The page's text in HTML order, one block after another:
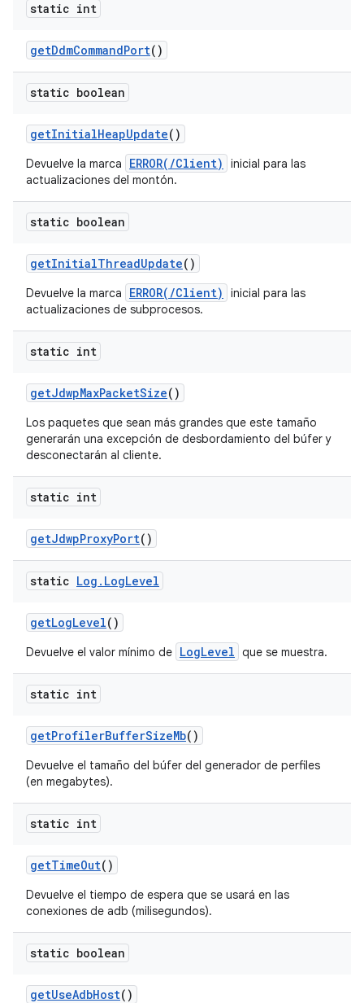
static int
getDdmCommandPort()
static boolean
getInitialHeapUpdate()
Devuelve la marca ERROR(/Client)
inicial para las
actualizaciones del montón.
static boolean
getInitialThreadUpdate()
Devuelve la marca ERROR(/Client)
inicial para las
actualizaciones de subprocesos.
static int
getJdwpMaxPacketSize()
Los paquetes que sean más grandes que este tamaño
generarán una excepción de desbordamiento del búfer y
desconectarán al cliente.
static int
getJdwpProxyPort()
static Log . LogLevel
getLogLevel()
Devuelve el valor mínimo de LogLevel que se muestra.
static int
getProfilerBufferSizeMb()
Devuelve el tamaño del búfer del generador de perfiles
(en megabytes).
static int
getTimeOut()
Devuelve el tiempo de espera que se usará en las
conexiones de adb (milisegundos).
static boolean
getUseAdbHost()